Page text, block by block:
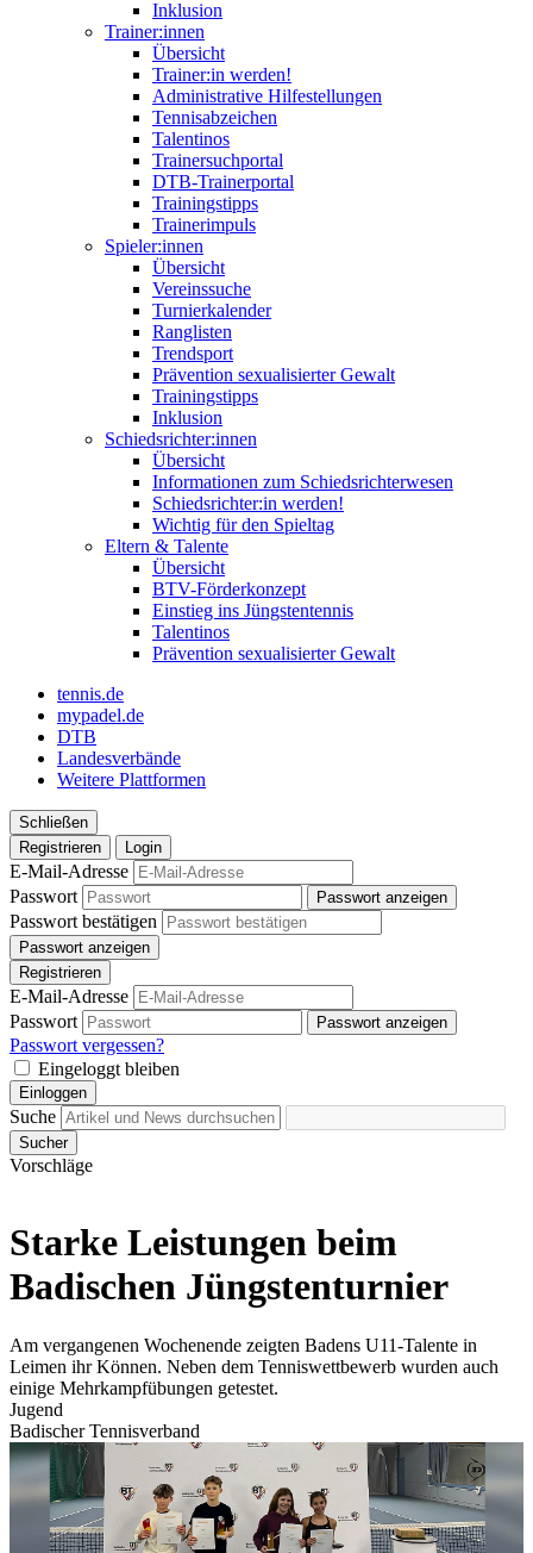
Inklusion
Trainer:innen
Übersicht
Trainer:in werden!
Administrative Hilfestellungen
Tennisabzeichen
Talentinos
Trainersuchportal
DTB-Trainerportal
Trainingstipps
Trainerimpuls
Spieler:innen
Übersicht
Vereinssuche
Turnierkalender
Ranglisten
Trendsport
Prävention sexualisierter Gewalt
Trainingstipps
Inklusion
Schiedsrichter:innen
Übersicht
Informationen zum Schiedsrichterwesen
Schiedsrichter:in werden!
Wichtig für den Spieltag
Eltern & Talente
Übersicht
BTV-Förderkonzept
Einstieg ins Jüngstentennis
Talentinos
Prävention sexualisierter Gewalt
tennis.de
mypadel.de
DTB
Landesverbände
Weitere Plattformen
Schließen
Registrieren
Login
E-Mail-Adresse
Passwort
Passwort anzeigen
Passwort bestätigen
Passwort anzeigen
Registrieren
E-Mail-Adresse
Passwort
Passwort anzeigen
Passwort vergessen?
Eingeloggt bleiben
Einloggen
Suche
Sucher
Vorschläge
Starke Leistungen beim
Badischen Jüngstenturnier
Am vergangenen Wochenende zeigten Badens U11-Talente in
Leimen ihr Können. Neben dem Tenniswettbewerb wurden auch
einige Mehrkampfübungen getestet.
Jugend
Badischer Tennisverband